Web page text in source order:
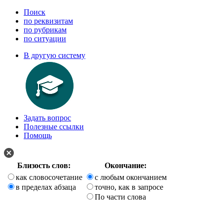
Поиск
по реквизитам
по рубрикам
по ситуации
В другую систему
Задать вопрос
Полезные ссылки
Помощь
Близость слов:
Окончание:
как словосочетание
в пределах абзаца
с любым окончанием
точно, как в запросе
По части слова